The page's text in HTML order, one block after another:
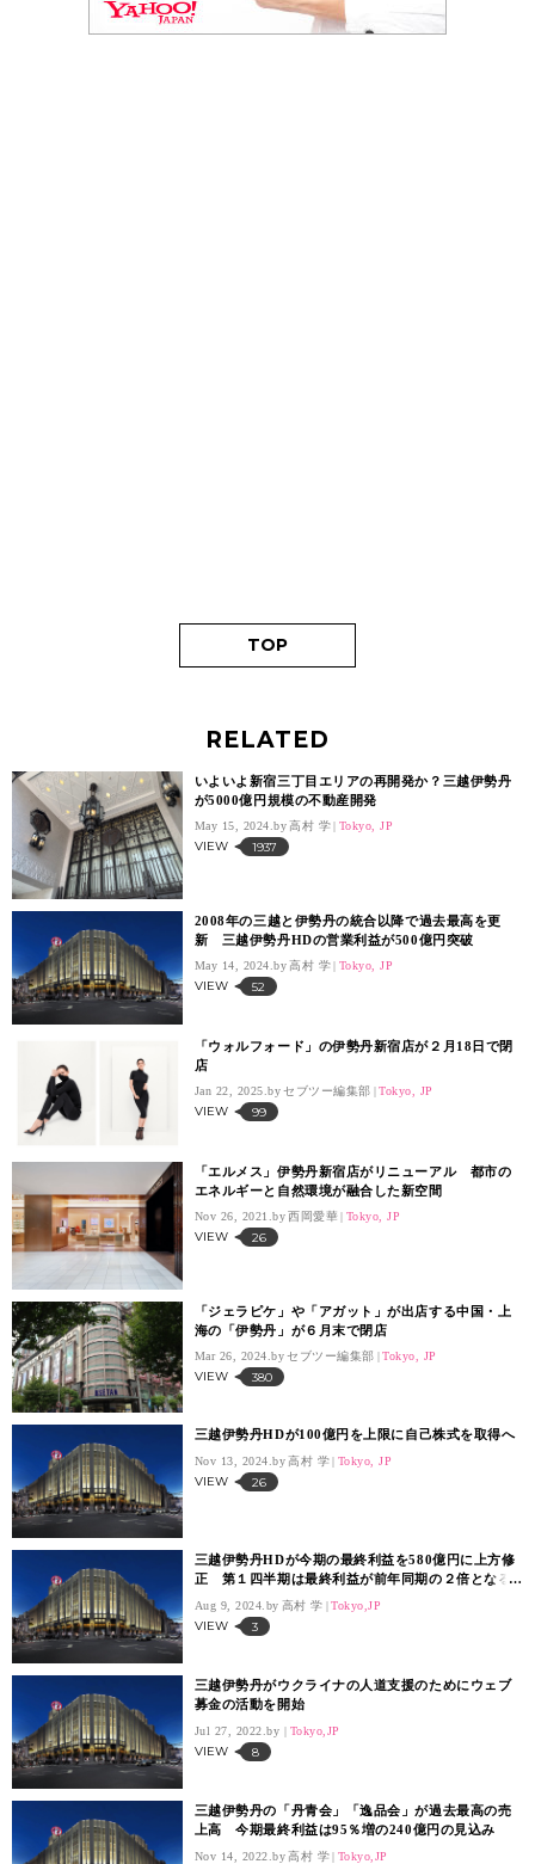
TOP
RELATED
いよいよ新宿三丁目エリアの再開発か？三越伊勢丹
が5000億円規模の不動産開発
May 15, 2024. 高村 学 Tokyo, JP
VIEW 1937
2008年の三越と伊勢丹の統合以降で過去最高を更
新 三越伊勢丹HDの営業利益が500億円突破
May 14, 2024. 高村 学 Tokyo, JP
VIEW 52
「ウォルフォード」の伊勢丹新宿店が２月18日で閉
店
Jan 22, 2025. セブツー編集部 Tokyo, JP
VIEW 99
「エルメス」伊勢丹新宿店がリニューアル 都市の
エネルギーと自然環境が融合した新空間
Nov 26, 2021. 西岡愛華 Tokyo, JP
VIEW 26
「ジェラピケ」や「アガット」が出店する中国・上
海の「伊勢丹」が６月末で閉店
Mar 26, 2024. セブツー編集部 Tokyo, JP
VIEW 380
三越伊勢丹HDが100億円を上限に自己株式を取得へ
Nov 13, 2024. 高村 学 Tokyo, JP
VIEW 26
三越伊勢丹HDが今期の最終利益を580億円に上方修
正 第１四半期は最終利益が前年同期の２倍となる
Aug 9, 2024. 高村 学 Tokyo,JP
VIEW 3
三越伊勢丹がウクライナの人道支援のためにウェブ
募金の活動を開始
Jul 27, 2022. Tokyo,JP
VIEW 8
三越伊勢丹の「丹青会」「逸品会」が過去最高の売
上高 今期最終利益は95％増の240億円の見込み
Nov 14, 2022. 高村 学 Tokyo,JP